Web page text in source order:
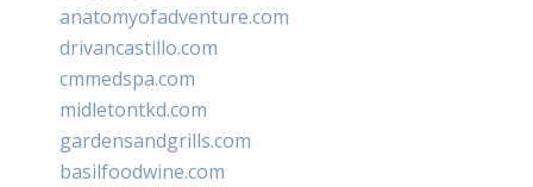
anatomyofadventure.com
drivancastillo.com
cmmedspa.com
midletontkd.com
gardensandgrills.com
basilfoodwine.com